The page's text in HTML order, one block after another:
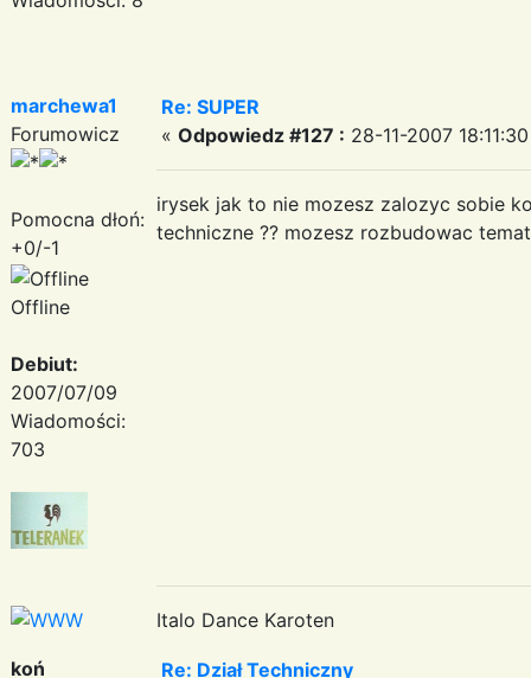
marchewa1
Forumowicz
Pomocna dłoń:
+0/-1
Offline
Debiut:
2007/07/09
Wiadomości:
703
Re: SUPER
« Odpowiedz #127 : 28-11-2007
irysek jak to nie mozesz zalozyc sobie
techniczne ?? mozesz rozbudowac
Italo Dance Karoten
koń Re: Dział Techniczny